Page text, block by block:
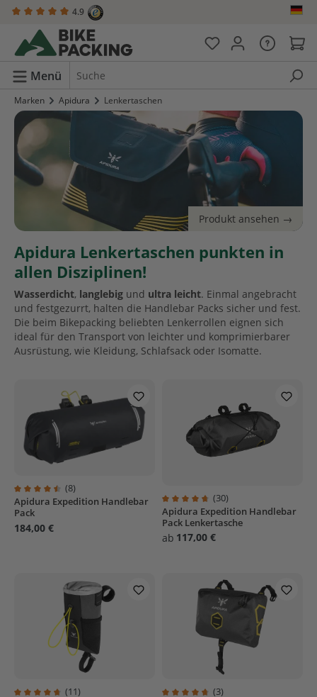
springen 4.9
Menü
Marken Apidura Lenkertaschen
Apidura Lenkertaschen punkten in
allen Disziplinen!
Wasserdicht, langlebig und ultra leicht. Einmal angebracht
und festgezurrt, halten die Handlebar Packs sicher und fest.
Die beim Bikepacking beliebten Lenkerrollen eignen sich
ideal für den Transport von leichter und komprimierbarer
Ausrüstung, wie Kleidung, Schlafsack oder Isomatte.
Durchschnittliche Bewertung von 4.6 von 5 Sternen
(8)
Apidura Expedition Handlebar
Pack
184,00 €
Durchschnittliche Bewertung
(30)
Apidura Expedition Handlebar
Pack Lenkertasche
ab 117,00 €
(11)
(3)